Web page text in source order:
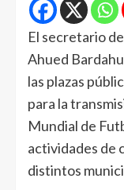
El secretario
Ahued
las plazas
para la
Mundial de
actividades de
distintos